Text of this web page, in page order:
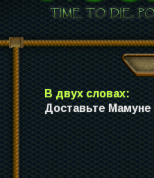
В двух словах:
Доставьте Мамуне